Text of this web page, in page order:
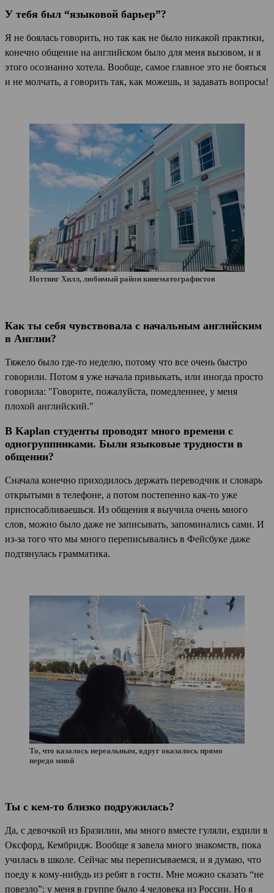
У тебя был “языковой барьер”?
Я не боялась говорить, но так как не было никакой практики,
конечно общение на английском было для меня вызовом, и я
этого осознанно хотела. Вообще, самое главное это не бояться
и не молчать, а говорить так, как можешь, и задавать вопросы!
Ноттинг Хилл, любимый район кинематографистов
Как ты себя чувствовала с начальным английским
в Англии?
Тяжело было где-то неделю, потому что все очень быстро
говорили. Потом я уже начала привыкать, или иногда просто
говорила: "Говорите, пожалуйста, помедленнее, у меня
плохой английский."
В Kaplan студенты проводят много времени с
одногруппниками. Были языковые трудности в
общении?
Сначала конечно приходилось держать переводчик и словарь
открытыми в телефоне, а потом постепенно как-то уже
приспосабливаешься. Из общения я выучила очень много
слов, можно было даже не записывать, запоминались сами. И
из-за того что мы много переписывались в Фейсбуке даже
подтянулась грамматика.
То, что казалось нереальным, вдруг оказалось прямо
передо мной
Ты с кем-то близко подружилась?
Да, c девочкой из Бразилии, мы много вместе гуляли, ездили в
Оксфорд, Кембридж. Вообще я завела много знакомств, пока
училась в школе. Сейчас мы переписываемся, и я думаю, что
поеду к кому-нибудь из ребят в гости. Мне можно сказать “не
повезло”: у меня в группе было 4 человека из России. Но я